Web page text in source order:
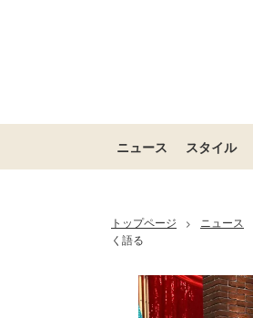
ニュース スタイル
トップページ > ニュース
く語る